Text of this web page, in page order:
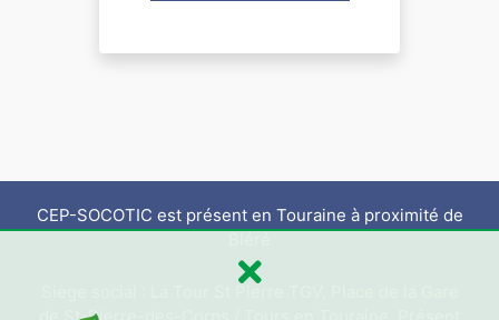
CEP-SOCOTIC est présent en Touraine à proximité de